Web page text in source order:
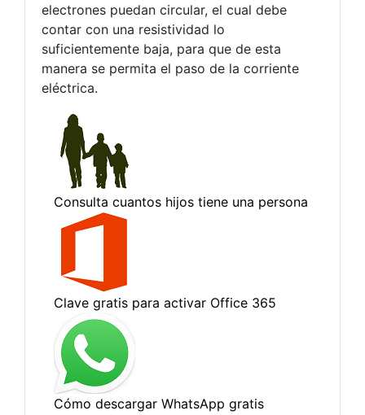
electrones puedan circular, el cual debe
contar con una resistividad lo
suficientemente baja, para que de esta
manera se permita el paso de la corriente
eléctrica.